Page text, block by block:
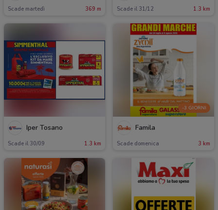
Scade martedì 369 m Scade il 31/12 1.3 km
Iper Tosano
Scade il 30/09 1.3 km
-3 GIORNI
Famila
Scade domenica 3 km